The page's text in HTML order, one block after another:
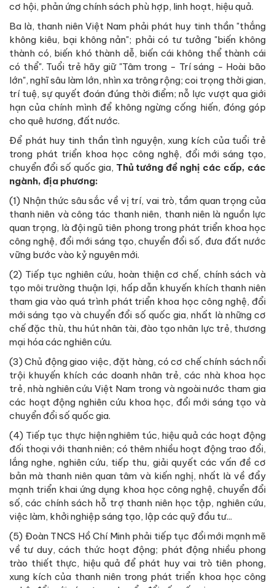
cơ hội, phản ứng chính sách phù hợp, linh hoạt, hiệu quả.
Ba là, thanh niên Việt Nam phải phát huy tinh thần "thắng
không kiêu, bại không nản"; phải có tư tưởng "biến không
thành có, biến khó thành dễ, biến cái không thể thành cái
có thể". Tuổi trẻ hãy giữ "Tâm trong - Trí sáng - Hoài bão
lớn", nghĩ sâu làm lớn, nhìn xa trông rộng; coi trọng thời gian,
trí tuệ, sự quyết đoán đúng thời điểm; nỗ lực vượt qua giới
hạn của chính mình để không ngừng cống hiến, đóng góp
cho quê hương, đất nước.
Để phát huy tinh thần tình nguyện, xung kích của tuổi trẻ
trong phát triển khoa học công nghệ, đổi mới sáng tạo,
chuyển đổi số quốc gia, Thủ tướng đề nghị các cấp, các
ngành, địa phương:
(1) Nhận thức sâu sắc về vị trí, vai trò, tầm quan trọng của
thanh niên và công tác thanh niên, thanh niên là nguồn lực
quan trọng, là đội ngũ tiên phong trong phát triển khoa học
công nghệ, đổi mới sáng tạo, chuyển đổi số, đưa đất nước
vững bước vào kỷ nguyên mới.
(2) Tiếp tục nghiên cứu, hoàn thiện cơ chế, chính sách và
tạo môi trường thuận lợi, hấp dẫn khuyến khích thanh niên
tham gia vào quá trình phát triển khoa học công nghệ, đổi
mới sáng tạo và chuyển đổi số quốc gia, nhất là những cơ
chế đặc thù, thu hút nhân tài, đào tạo nhân lực trẻ, thương
mại hóa các nghiên cứu.
(3) Chủ động giao việc, đặt hàng, có cơ chế chính sách nổi
trội khuyến khích các doanh nhân trẻ, các nhà khoa học
trẻ, nhà nghiên cứu Việt Nam trong và ngoài nước tham gia
các hoạt động nghiên cứu khoa học, đổi mới sáng tạo và
chuyển đổi số quốc gia.
(4) Tiếp tục thực hiện nghiêm túc, hiệu quả các hoạt động
đối thoại với thanh niên; có thêm nhiều hoạt động trao đổi,
lắng nghe, nghiên cứu, tiếp thu, giải quyết các vấn đề cơ
bản mà thanh niên quan tâm và kiến nghị, nhất là về đẩy
mạnh triển khai ứng dụng khoa học công nghệ, chuyển đổi
số, các chính sách hỗ trợ thanh niên học tập, nghiên cứu,
việc làm, khởi nghiệp sáng tạo, lập các quỹ đầu tư...
(5) Đoàn TNCS Hồ Chí Minh phải tiếp tục đổi mới mạnh mẽ
về tư duy, cách thức hoạt động; phát động nhiều phong
trào thiết thực, hiệu quả để phát huy vai trò tiên phong,
xung kích của thanh niên trong phát triển khoa học công